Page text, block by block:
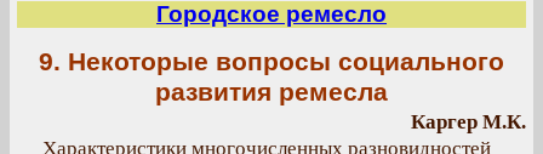
Городское ремесло
9. Некоторые вопросы социального
развития ремесла
Каргер М.К.
Характеристики многочисленных разновидностей